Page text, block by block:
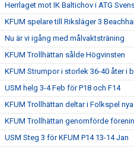
Herrlaget mot IK Baltichov i ATG
KFUM spelare till Riksläger 3
Nu är vi igång med målvaktsträning
KFUM Trollhättan sålde Högvinsten
KFUM Strumpor i storlek 36-40 åter i
USM helg 3-4 Feb för P18 och F14
KFUM Trollhättan deltar i Folkspel
KFUM Trollhättan genomförde
USM Steg 3 för KFUM P14 13-14 Jan